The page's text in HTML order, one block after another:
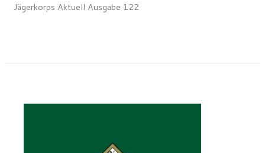
Jägerkorps Aktuell Ausgabe 122